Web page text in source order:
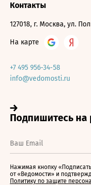
Контакты
127018, г. Москва, ул.
На карте
+7 495 956-34-58
info@vedomosti.ru
Нажимая кнопку
от «Ведомости» и
Политику по защите